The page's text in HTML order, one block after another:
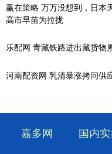
赢在策略 万万没想到，日本
高市早苗为拉拢
乐配网 青藏铁路进出藏货物
河南配资网 乳清暴涨拷问供
嘉多网 国内